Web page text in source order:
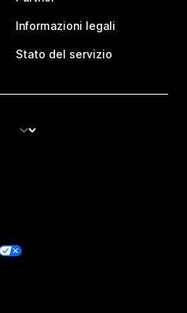
Informazioni legali
Stato del servizio